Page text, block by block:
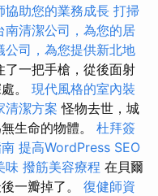
協助您的業務成長 打掃
南清潔公司，為您的居
公司，為您提供新北地
了一把手槍，從後面射
。 現代風格的室內裝
清潔方案 怪物去世，城
生命的物體。 杜拜簽
提高WordPress SEO
味 撥筋美容療程 在貝爾
一瓣掉了。 復健師資